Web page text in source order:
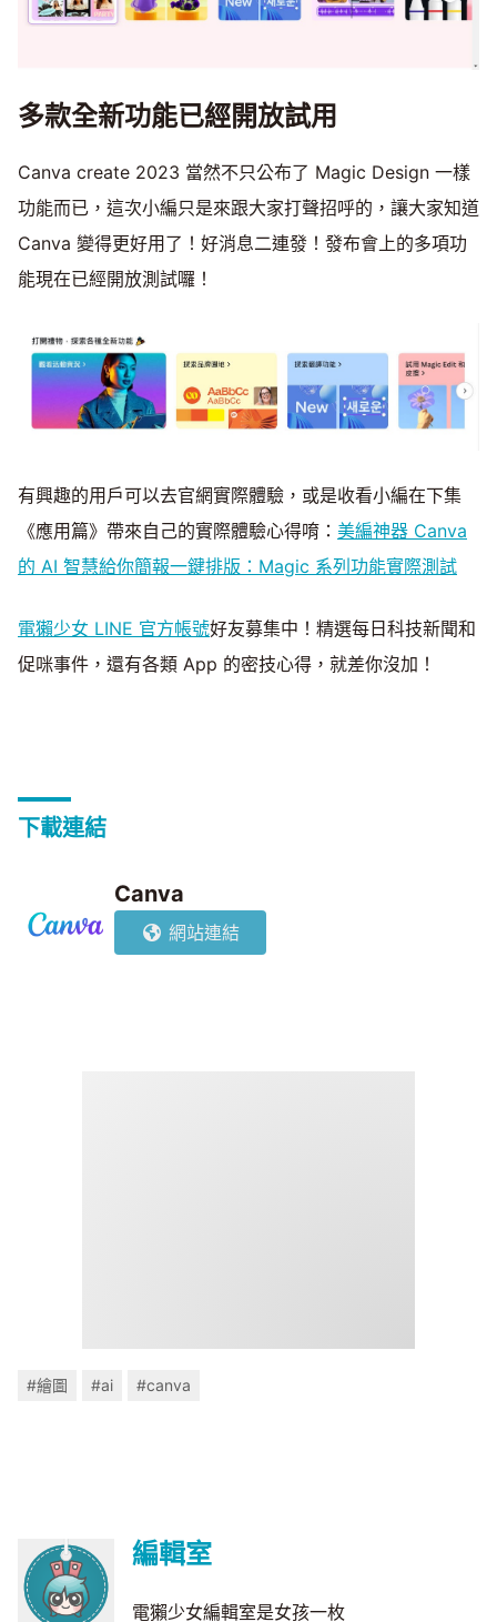
多款全新功能已經開放試用
Canva create 2023 當然不只公布了 Magic Design 一樣
功能而已，這次小編只是來跟大家打聲招呼的，讓大家知道
Canva 變得更好用了！好消息二連發！發布會上的多項功
能現在已經開放測試囉！
有興趣的用戶可以去官網實際體驗，或是收看小編在下集
《應用篇》帶來自己的實際體驗心得唷： 美編神器 Canva
的 AI 智慧給你簡報一鍵排版：Magic 系列功能實際測試
電獺少女 LINE 官方帳號好友募集中！精選每日科技新聞和
促咪事件，還有各類 App 的密技心得，就差你沒加！
下載連結
Canva
網站連結
#繪圖 #ai #canva
編輯室
電獺少女編輯室是女孩一枚